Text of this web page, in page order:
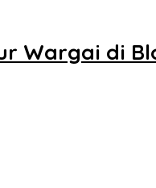
Wargai di